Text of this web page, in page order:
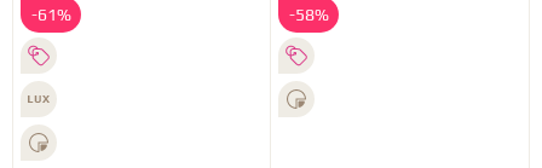
-61% -58%